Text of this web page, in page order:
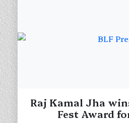
Raj Kamal Jha
Fest Award